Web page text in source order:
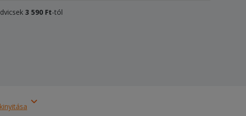
3 590 Ft-tól